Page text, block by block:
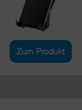
Zum Produkt